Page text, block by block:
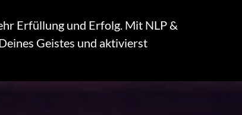
Erfüllung und Erfolg. Mit NLP &
Geistes und aktivierst